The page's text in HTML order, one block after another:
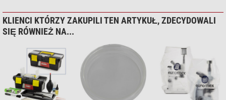
KLIENCI KTÓRZY ZAKUPILI TEN ARTYKUŁ, ZDECYDOWALI
SIĘ RÓWNIEŻ NA...